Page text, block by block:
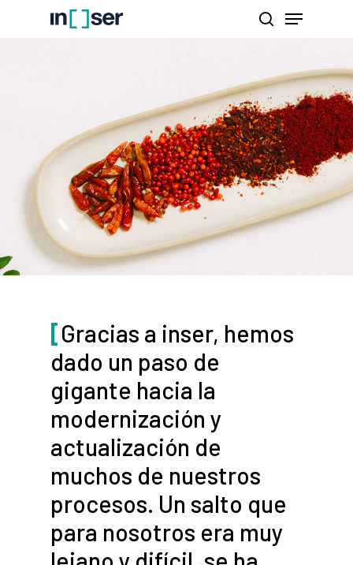
Menu
[Gracias a inser, hemos
dado un paso de
gigante hacia la
modernización y
actualización de
muchos de nuestros
procesos. Un salto que
para nosotros era muy
Menu